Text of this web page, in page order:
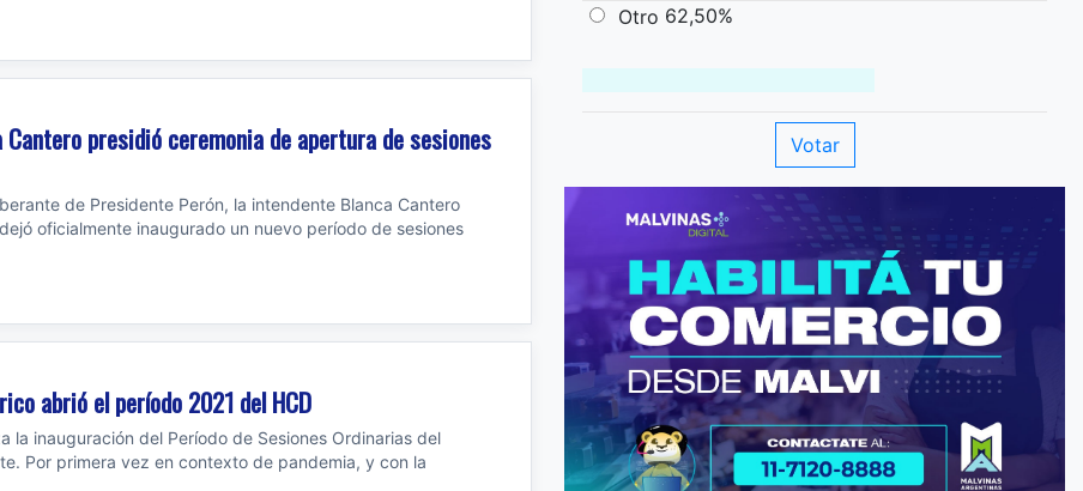
Cantero presidió ceremonia de apertura de sesiones
de Presidente Perón, la intendente Blanca Cantero
oficialmente inaugurado un nuevo período de sesiones
abrió el período 2021 del HCD
la inauguración del Período de Sesiones Ordinarias del
Por primera vez en contexto de pandemia, y con la
Otro 62,50%